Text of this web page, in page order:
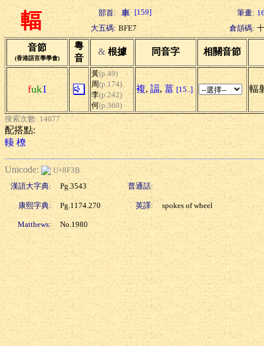
輻 部首: [159] 筆畫:
大五碼: BFE7 倉頡碼:
音節
(香港語言學學會)
粵
音
& 根據 同音字 相關音節
fuk1
黃(p.49)
周(p.174)
李(p.242)
何(p.360)
複, 諨, 葍 [15..] 輻
搜索次數: 14077
配搭點:
輳 橑
Unicode:
U+8F3B
漢語大字典:
Pg.3543 普通話:
康熙字典: Pg.1174.270 英譯: spokes of wheel
Matthews: No.1980